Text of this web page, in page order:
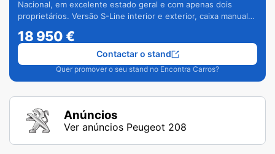
Nacional, em excelente estado geral e com apenas dois
proprietários. Versão S-Line interior e exterior, caixa manual
18 950€
Quer promover o seu stand no Encontra Carros?
Contactar o stand
Anúncios
Ver anúncios Peugeot 208